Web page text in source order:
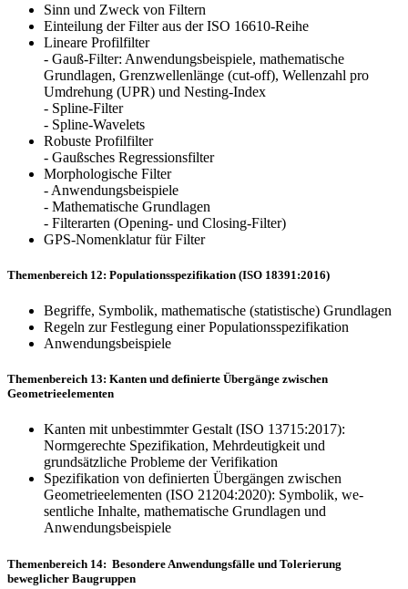
Sinn und Zweck von Filtern
Einteilung der Filter aus der ISO 16610-Reihe
Lineare Profilfilter
- Gauß-Filter: Anwendungsbeispiele, mathematische
Grundlagen, Grenzwellenlänge (cut-off), Wellenzahl pro
Umdrehung (UPR) und Nesting-Index
- Spline-Filter
- Spline-Wavelets
Robuste Profilfilter
- Gaußsches Regressionsfilter
Morphologische Filter
- Anwendungsbeispiele
- Mathematische Grundlagen
- Filterarten (Opening- und Closing-Filter)
GPS-Nomenklatur für Filter
Themenbereich 12: Populationsspezifikation (ISO 18391:2016)
Begriffe, Symbolik, mathematische (statistische) Grundlagen
Regeln zur Festlegung einer Populationsspezifikation
Anwendungsbeispiele
Themenbereich 13: Kanten und definierte Übergänge zwischen
Geometrieelementen
Kanten mit unbestimmter Gestalt (ISO 13715:2017):
Normgerechte Spezifikation, Mehrdeutigkeit und
grundsätzliche Probleme der Verifikation
Spezifikation von definierten Übergängen zwischen
Geometrieelementen (ISO 21204:2020): Symbolik, we­
sentliche Inhalte, mathematische Grundlagen und
Anwendungsbeispiele
Themenbereich 14: Besondere Anwendungsfälle und Tolerierung
beweglicher Baugruppen